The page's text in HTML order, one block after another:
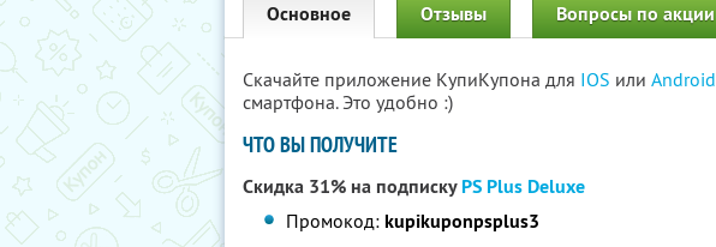
Основное Отзывы Вопросы по акции
Скачайте приложение КупиКупона для IOS или Android
смартфона. Это удобно :)
ЧТО ВЫ ПОЛУЧИТЕ
Скидка 31% на подпискуPS Plus Deluxe
Промокод:kupikuponpsplus3